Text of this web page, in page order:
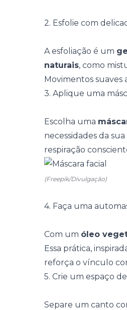
2. Esfolie com
A esfoliação é um
naturais, como
Movimentos suaves
3. Aplique uma
Escolha uma
necessidades da
respiração
(Freepik/Divulgação)
4. Faça uma
Com um óleo
Essa prática,
reforça o vínculo
5. Crie um espaço
Separe um canto